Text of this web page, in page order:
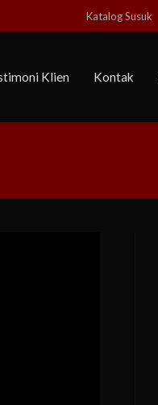
Katalog Susuk
Klien Kontak